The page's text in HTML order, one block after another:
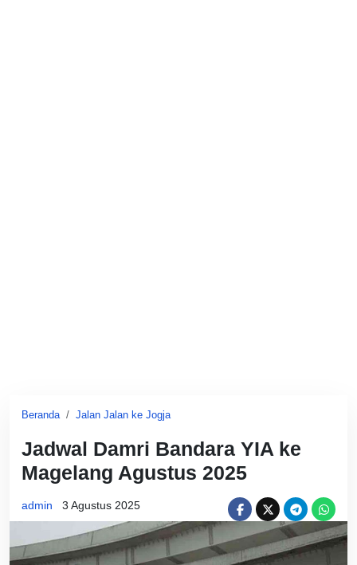
Beranda Jalan Jalan ke Jogja
Jadwal Damri Bandara YIA ke
Magelang Agustus 2025
admin 3 Agustus 2025